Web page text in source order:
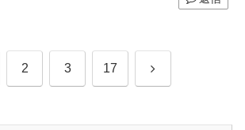
2 3 17 次